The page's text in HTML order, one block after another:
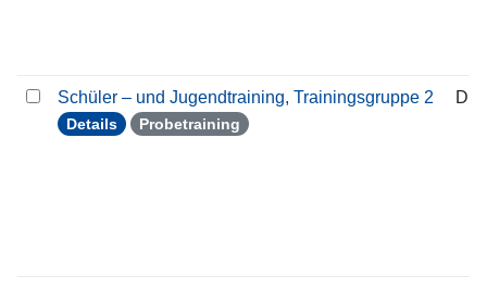
Schüler – und Jugendtraining, Trainingsgruppe 2
Details Probetraining